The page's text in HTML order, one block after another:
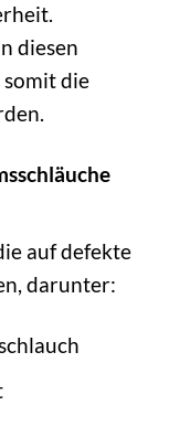
diesen
die
auf defekte
darunter: